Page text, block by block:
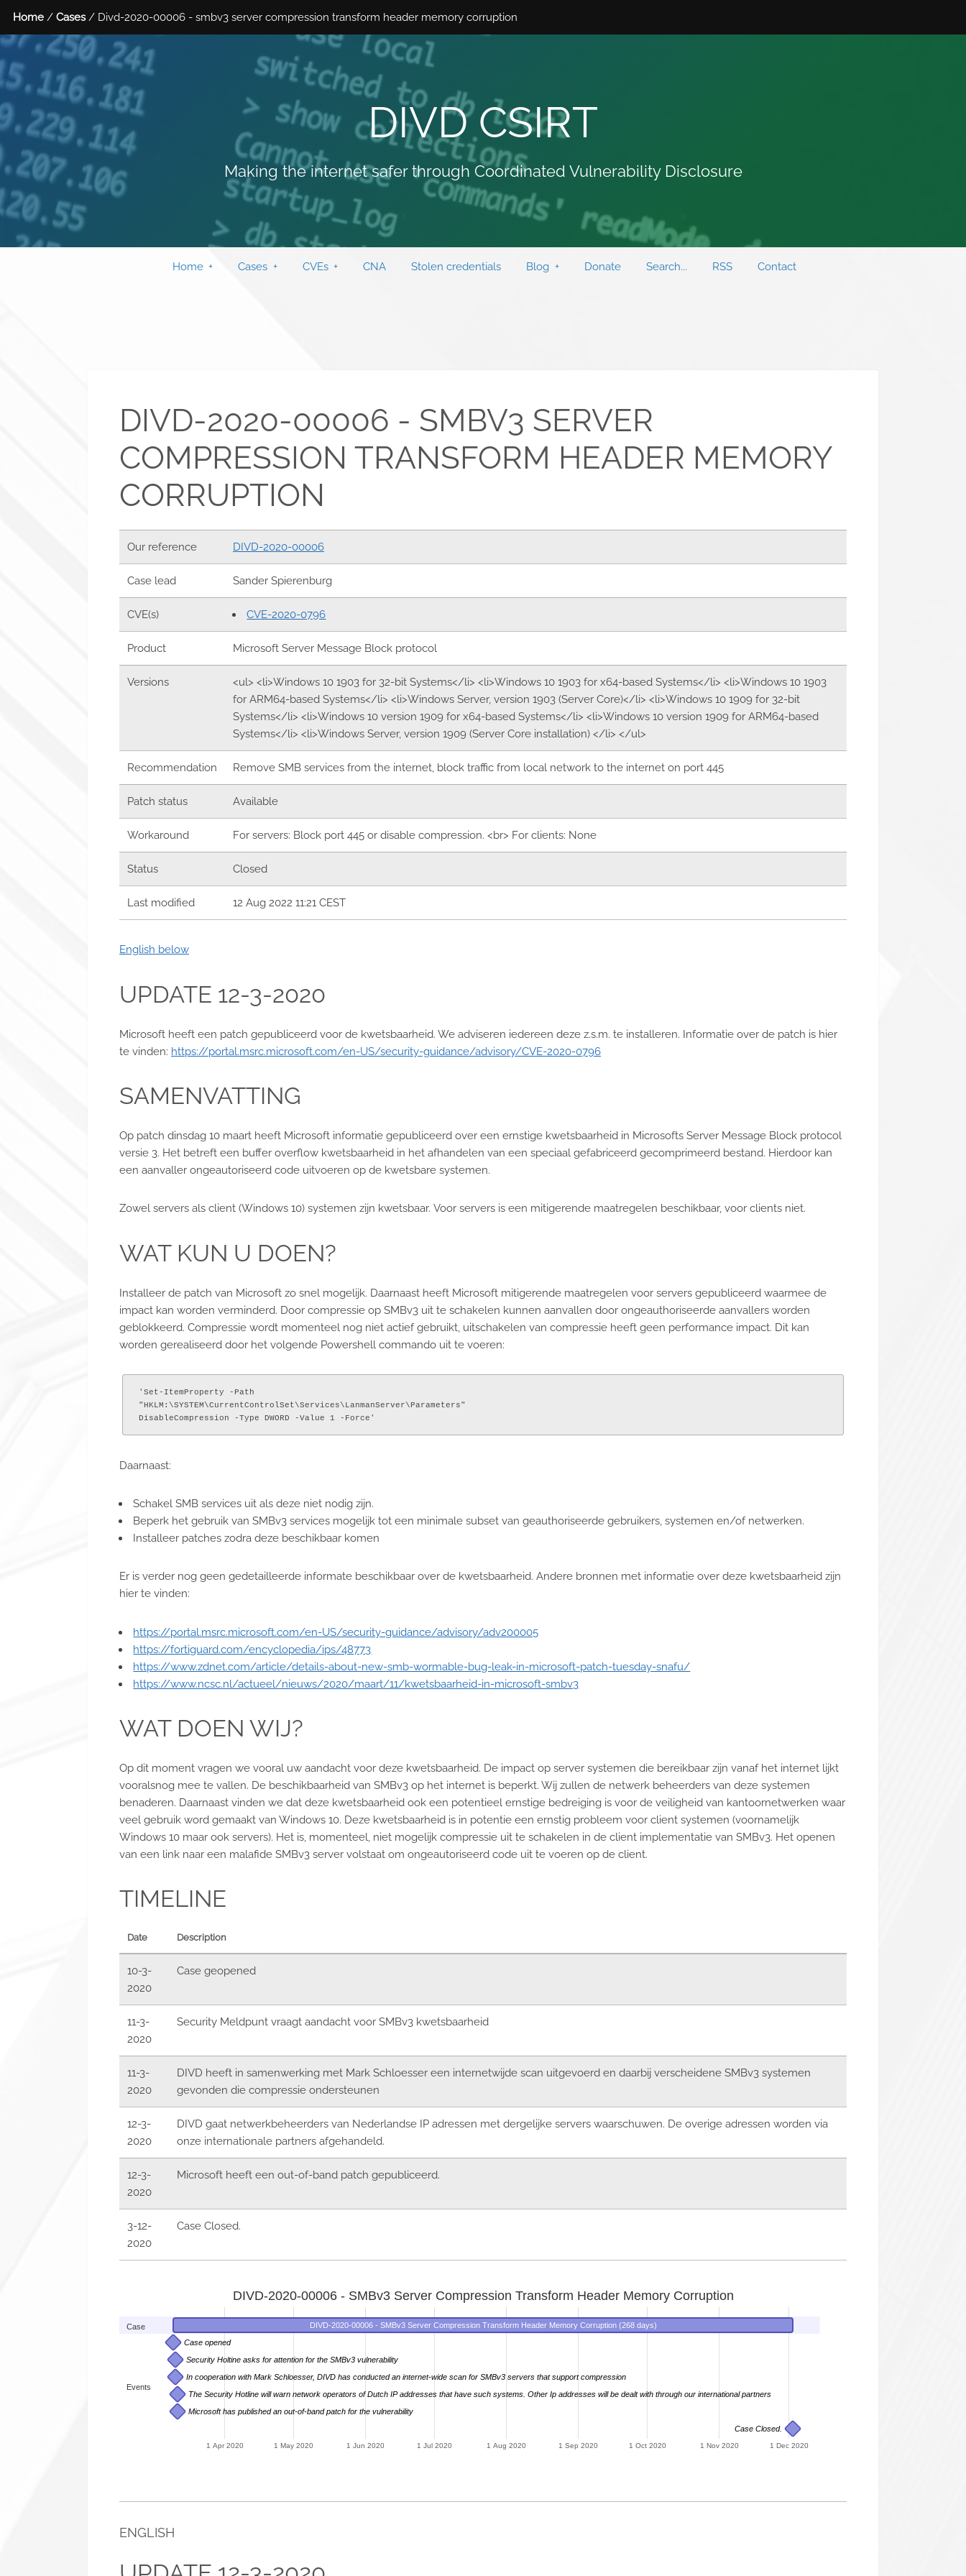
Home /Cases/ Divd-2020-00006 - smbv3 server compression transform header memory corruption
DIVD CSIRT
Making the internet safer through Coordinated Vulnerability Disclosure
Home Cases CVEs CNA Stolen credentials Blog Donate Search... RSS Contact
DIVD-2020-00006 - SMBV3 SERVER
COMPRESSION TRANSFORM HEADER MEMORY
CORRUPTION
Our reference DIVD-2020-00006
Case lead Sander Spierenburg
CVE(s) CVE-2020-0796
Product Microsoft Server Message Block protocol
Versions
<ul> <li>Windows 10 1903 for 32-bit Systems</li> <li>Windows 10 1903 for x64-based Systems</li> <li>Windows 10 1903
for ARM64-based Systems</li> <li>Windows Server, version 1903 (Server Core)</li> <li>Windows 10 1909 for 32-bit
Systems</li> <li>Windows 10 version 1909 for x64-based Systems</li> <li>Windows 10 version 1909 for ARM64-based
Systems</li> <li>Windows Server, version 1909 (Server Core installation) </li> </ul>
Recommendation Remove SMB services from the internet, block traffic from local network to the internet on port 445
Patch status Available
Workaround For servers: Block port 445 or disable compression. <br> For clients: None
Status Closed
Last modified 12 Aug 2022 11:21 CEST
English below
UPDATE 12-3-2020
Microsoft heeft een patch gepubliceerd voor de kwetsbaarheid. We adviseren iedereen deze z.s.m. te installeren. Informatie over de patch is hier
te vinden: https://portal.msrc.microsoft.com/en-US/security-guidance/advisory/CVE-2020-0796
SAMENVATTING
Op patch dinsdag 10 maart heeft Microsoft informatie gepubliceerd over een ernstige kwetsbaarheid in Microsofts Server Message Block protocol
versie 3. Het betreft een buffer overflow kwetsbaarheid in het afhandelen van een speciaal gefabriceerd gecomprimeerd bestand. Hierdoor kan
een aanvaller ongeautoriseerd code uitvoeren op de kwetsbare systemen.
Zowel servers als client (Windows 10) systemen zijn kwetsbaar. Voor servers is een mitigerende maatregelen beschikbaar, voor clients niet.
WAT KUN U DOEN?
Installeer de patch van Microsoft zo snel mogelijk. Daarnaast heeft Microsoft mitigerende maatregelen voor servers gepubliceerd waarmee de
impact kan worden verminderd. Door compressie op SMBv3 uit te schakelen kunnen aanvallen door ongeauthoriseerde aanvallers worden
geblokkeerd. Compressie wordt momenteel nog niet actief gebruikt, uitschakelen van compressie heeft geen performance impact. Dit kan
worden gerealiseerd door het volgende Powershell commando uit te voeren:
'Set-ItemProperty -Path
"HKLM:\SYSTEM\CurrentControlSet\Services\LanmanServer\Parameters"
Daarnaast:
Schakel SMB services uit als deze niet nodig zijn.
Beperk het gebruik van SMBv3 services mogelijk tot een minimale subset van geauthoriseerde gebruikers, systemen en/of netwerken.
Installeer patches zodra deze beschikbaar komen
Er is verder nog geen gedetailleerde informate beschikbaar over de kwetsbaarheid. Andere bronnen met informatie over deze kwetsbaarheid zijn
hier te vinden:
https://portal.msrc.microsoft.com/en-US/security-guidance/advisory/adv200005
https://fortiguard.com/encyclopedia/ips/48773
https://www.zdnet.com/article/details-about-new-smb-wormable-bug-leak-in-microsoft-patch-tuesday-snafu/
https://www.ncsc.nl/actueel/nieuws/2020/maart/11/kwetsbaarheid-in-microsoft-smbv3
WAT DOEN WIJ?
Op dit moment vragen we vooral uw aandacht voor deze kwetsbaarheid. De impact op server systemen die bereikbaar zijn vanaf het internet lijkt
vooralsnog mee te vallen. De beschikbaarheid van SMBv3 op het internet is beperkt. Wij zullen de netwerk beheerders van deze systemen
benaderen. Daarnaast vinden we dat deze kwetsbaarheid ook een potentieel ernstige bedreiging is voor de veiligheid van kantoornetwerken waar
veel gebruik word gemaakt van Windows 10. Deze kwetsbaarheid is in potentie een ernstig probleem voor client systemen (voornamelijk
Windows 10 maar ook servers). Het is, momenteel, niet mogelijk compressie uit te schakelen in de client implementatie van SMBv3. Het openen
van een link naar een malafide SMBv3 server volstaat om ongeautoriseerd code uit te voeren op de client.
TIMELINE
Date Description
10-3-
2020
Case geopened
11-3-
2020
Security Meldpunt vraagt aandacht voor SMBv3 kwetsbaarheid
11-3-
2020
DIVD heeft in samenwerking met Mark Schloesser een internetwijde scan uitgevoerd en daarbij verscheidene SMBv3 systemen
gevonden die compressie ondersteunen
12-3-
2020
DIVD gaat netwerkbeheerders van Nederlandse IP adressen met dergelijke servers waarschuwen. De overige adressen worden via
onze internationale partners afgehandeld.
12-3-
2020
Microsoft heeft een out-of-band patch gepubliceerd.
3-12-
2020
Case Closed.
1 Apr 2020 1 May 2020 1 Jun 2020 1 Jul 2020 1 Aug 2020 1 Sep 2020 1 Oct 2020 1 Nov 2020 1 Dec 2020
DIVD-2020-00006 - SMBv3 Server Compression Transform Header Memory Corruption (268 days)
Case opened
Security Holtine asks for attention for the SMBv3 vulnerability
In cooperation with Mark Schloesser, DIVD has conducted an internet-wide scan for SMBv3 servers that support compression
The Security Hotline will warn network operators of Dutch IP addresses that have such systems. Other Ip addresses will be dealt with through our international partners
Microsoft has published an out-of-band patch for the vulnerability
Case Closed.
Case
Events
DIVD-2020-00006 - SMBv3 Server Compression Transform Header Memory Corruption
ENGLISH